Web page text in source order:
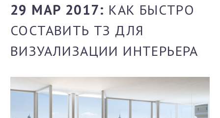
29 МАР 2017: КАК БЫСТРО
СОСТАВИТЬ ТЗ ДЛЯ
ВИЗУАЛИЗАЦИИ ИНТЕРЬЕРА